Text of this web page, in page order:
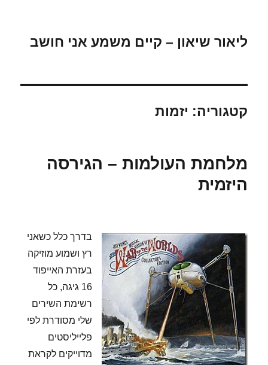
ליאור שיאון – קיים משמע אני חושב
קטגוריה: יזמות
מלחמת העולמות – הגירסה
היזמית
בדרך כלל כשאני
רץ ושמוע מוזיקה
בעזרת האייפוד
16 גיגה, כל
רשימת השירים
שלי מסודרת לפי
פלייליסטים
מדוייקים לקראת